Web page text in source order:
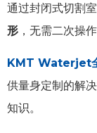
通过封闭式切割
形 ，无需二次操
KMT Waterjet
供量身定制的解
知识。